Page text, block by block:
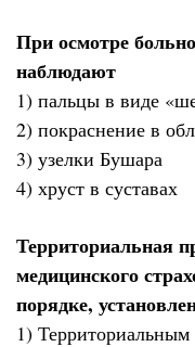
При осмотре
наблюдают
1) пальцы в виде
2) покраснение в
3) узелки Бушара
4) хруст в суставах
Территориальная
медицинского
порядке,
1)